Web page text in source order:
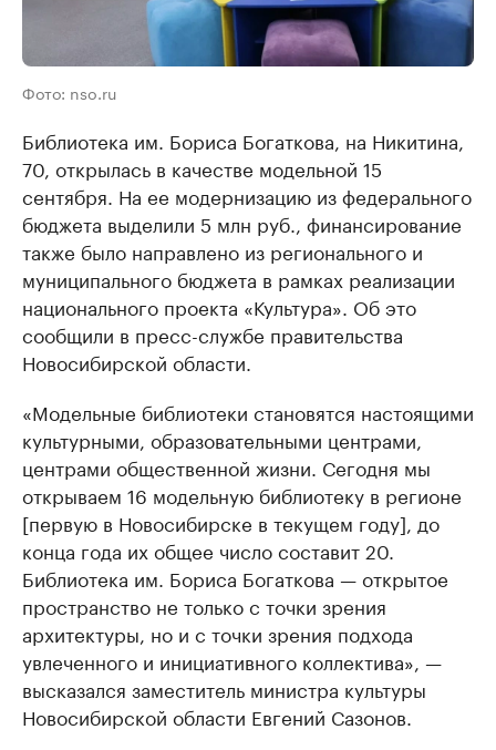
Фото: nso.ru
Библиотека им. Бориса Богаткова, на Никитина,
70, открылась в качестве модельной 15
сентября. На ее модернизацию из федерального
бюджета выделили 5 млн руб., финансирование
также было направлено из регионального и
муниципального бюджета в рамках реализации
национального проекта «Культура». Об это
сообщили в пресс-службе правительства
Новосибирской области.
«Модельные библиотеки становятся настоящими
культурными, образовательными центрами,
центрами общественной жизни. Сегодня мы
открываем 16 модельную библиотеку в регионе
[первую в Новосибирске в текущем году], до
конца года их общее число составит 20.
Библиотека им. Бориса Богаткова — открытое
пространство не только с точки зрения
архитектуры, но и с точки зрения подхода
увлеченного и инициативного коллектива», —
высказался заместитель министра культуры
Новосибирской области Евгений Сазонов.